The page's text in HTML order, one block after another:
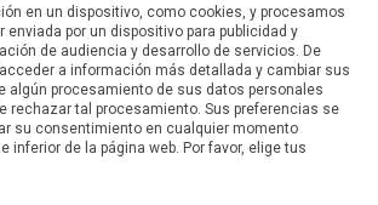
GLAUSER
en un dispositivo, como cookies, y procesamos
por un dispositivo para publicidad y
de audiencia y desarrollo de servicios. De
a información más detallada y cambiar sus
algún procesamiento de sus datos personales
rechazar tal procesamiento. Sus preferencias se
su consentimiento en cualquier momento
de la página web. Por favor, elige tus